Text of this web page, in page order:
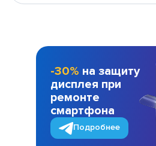
-30% на защиту
дисплея при
ремонте
смартфона
Подробнее